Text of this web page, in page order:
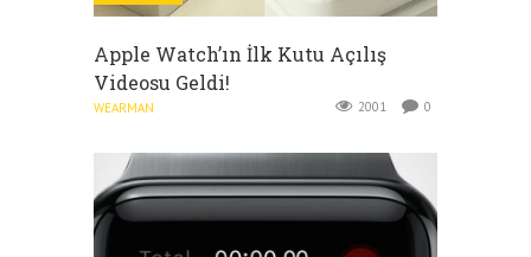
Apple Watch’ın İlk Kutu Açılış
Videosu Geldi!
WEARMAN 2001 0